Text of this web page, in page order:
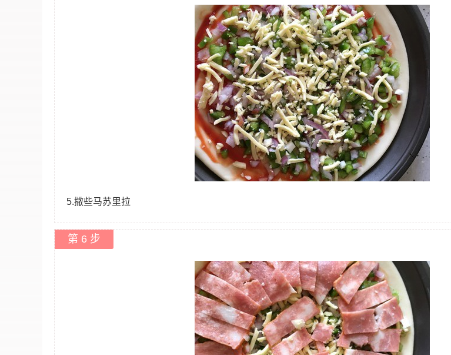
5.撒些马苏里拉
第 6 步